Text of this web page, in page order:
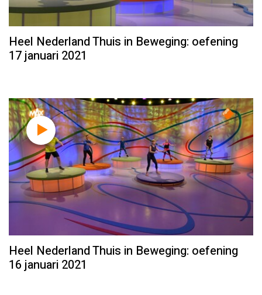
Heel Nederland Thuis in Beweging: oefening
17 januari 2021
Heel Nederland Thuis in Beweging: oefening
16 januari 2021